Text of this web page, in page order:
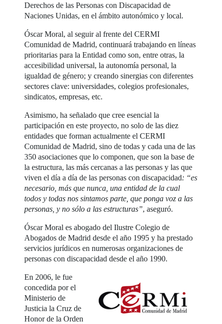
Derechos de las Personas con Discapacidad de
Naciones Unidas, en el ámbito autonómico y local.
Óscar Moral, al seguir al frente del CERMI
Comunidad de Madrid, continuará trabajando en líneas
prioritarias para la Entidad como son, entre otras, la
accesibilidad universal, la autonomía personal, la
igualdad de género; y creando sinergias con diferentes
sectores clave: universidades, colegios profesionales,
sindicatos, empresas, etc.
Asimismo, ha señalado que cree esencial la
participación en este proyecto, no solo de las diez
entidades que forman actualmente el CERMI
Comunidad de Madrid, sino de todas y cada una de las
350 asociaciones que lo componen, que son la base de
la estructura, las más cercanas a las personas y las que
viven el día a día de las personas con discapacidad: “es
necesario, más que nunca, una entidad de la cual
todos y todas nos sintamos parte, que ponga voz a las
personas, y no sólo a las estructuras”, aseguró.
Óscar Moral es abogado del Ilustre Colegio de
Abogados de Madrid desde el año 1995 y ha prestado
servicios jurídicos en numerosas organizaciones de
personas con discapacidad desde el año 1990.
En 2006, le fue
concedida por el
Ministerio de
Justicia la Cruz de
Honor de la Orden